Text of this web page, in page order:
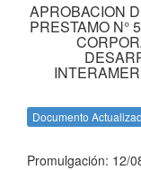
APROBACION
PRESTAMO N°
Documento
Promulgación: 12/